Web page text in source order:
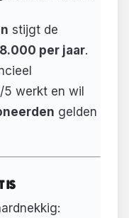
stijgt de
per jaar.
werkt en wil
gelden
IS